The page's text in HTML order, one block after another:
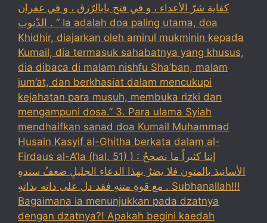
كفاية شرّ الأعداء ، و في فتح بابالرّزق ، و في غفران
الذّنوب . “ Ia adalah doa paling utama, doa
Khidhir, diajarkan oleh amirul mukminin kepada
Kumail, dia termasuk sahabatnya yang khusus,
dia dibaca di malam nishfu Sha’ban, malam
jum’at, dan berkhasiat dalam mencukupi
kejahatan para musuh, membuka rizki dan
mengampuni dosa.” 3. Para ulama Syiah
mendhaifkan sanad doa Kumail Muhammad
Husain Kasyif al-Ghitha berkata dalam al-
Firdaus al-A’la (hal. 51) ) : إننا كثيراً ما نصححُ
الأسانيدَ بالمتون فلا يضرُ بهذا الدعاءِ الجليلِ ضعفُ سندهِ
مع قوةِ متنهِ فقد دل على ذاته بذاتهِ . Subhanallah!!!
Bagaimana ia menunjukkan pada dzatnya
dengan dzatnya?! Apakah begini kaedah